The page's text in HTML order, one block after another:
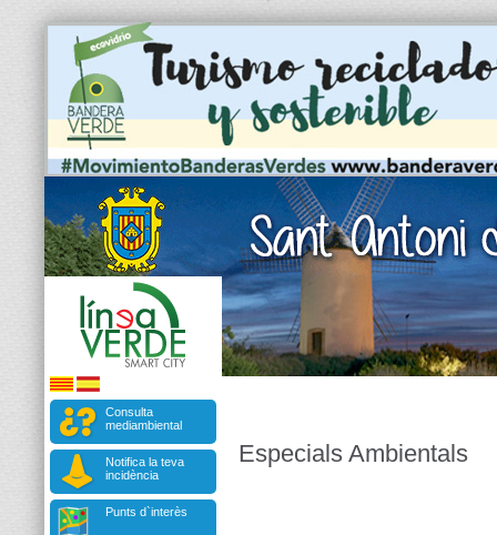
Consulta
mediambiental
Notifica la teva
incidència
Punts d`interès
Especials Ambientals